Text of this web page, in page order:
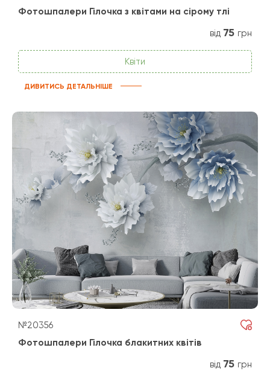
Фотошпалери Гілочка з квітами на сірому тлі
від 75 грн
Квіти
ДИВИТИСЬ ДЕТАЛЬНІШЕ
№20356
Фотошпалери Гілочка блакитних квітів
від 75 грн